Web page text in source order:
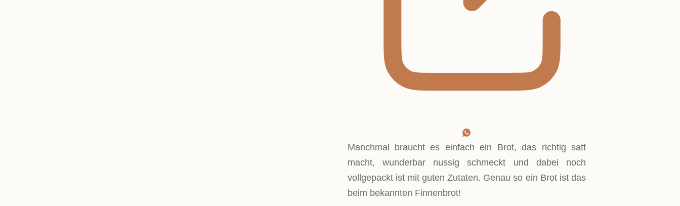
Manchmal braucht es einfach ein Brot, das richtig satt
macht, wunderbar nussig schmeckt und dabei noch
vollgepackt ist mit guten Zutaten. Genau so ein Brot ist das
beim bekannten Finnenbrot!